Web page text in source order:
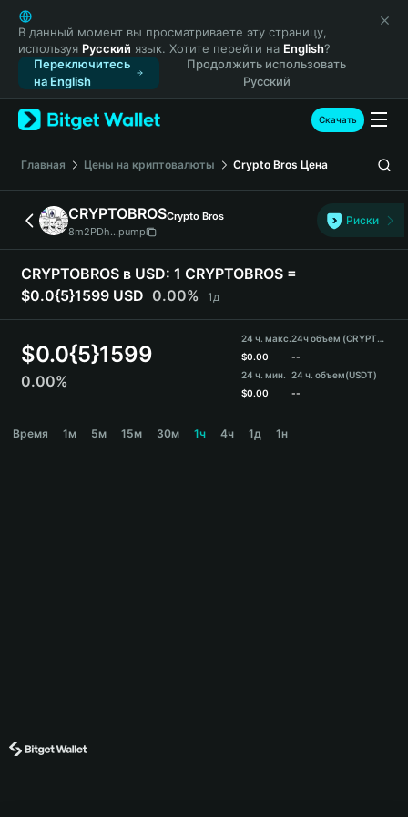
English
日本語
Tiếng Việt
Русский
Español (Latinoamérica)
Türkçe
Français
Deutsch
简体中文
繁體中文
Português (Portugal)
Bahasa Indonesia
ภาษาไทย
हिन्दी
Español
Português (Brasil)
В данный момент вы просматриваете эту страницу,
используя Русский язык. Хотите перейти на English?
Переключитесь
на English
Продолжить использовать
Русский
Скачать
Главная Цены на криптовалюты Crypto Bros Цена
CRYPTOBROSCrypto Bros
8m2PDh...pump
Риски
CRYPTOBROS в USD: 1 CRYPTOBROS =
$0.0{5}1599 USD 0.00% 1д
$0.0{5}1599
0.00%
24 ч. макс.
$0.00
24 ч. мин.
$0.00
24ч объем (CRYPTOBROS)
--
24 ч. объем(USDT)
--
Время 1м 5м 15м 30м 1ч 4ч 1д 1н